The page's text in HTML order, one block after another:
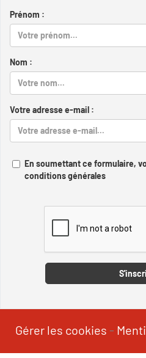
Prénom :
Nom :
Votre adresse e-mail :
En soumettant ce formulaire,
conditions générales
Gérer les cookies -